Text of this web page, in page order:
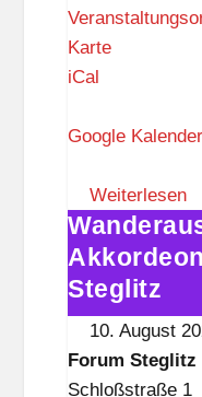
KarteF
u
S
t
e
g
l
i
t
iCal
Google Kalender
Weiterlesen
„600
Akkordeons"
im
Forum
Steglitz
Steglitz
10. August
Forum Steglitz
Schloßstraße 1